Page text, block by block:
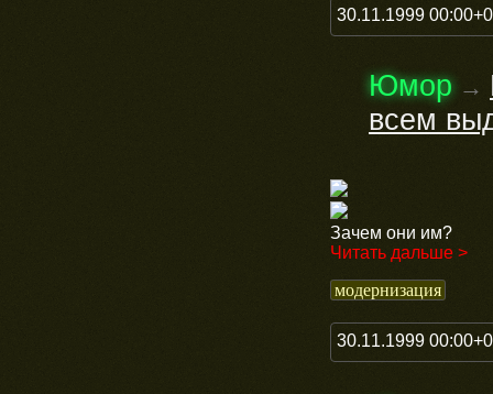
30.11.1999
Юмор →
всем
Зачем они им?
Читать дальше >
модернизация
30.11.1999